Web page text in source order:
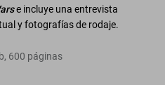
e incluye una entrevista
y fotografías de rodaje.
, 600 páginas